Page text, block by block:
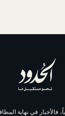
نميمة منظمة. موقع